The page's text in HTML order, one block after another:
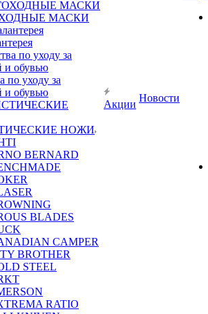
МАСКИ
по уходу за
и обувью
НОЖИ
BERNARD
BLADES
CAMPER
BROTHER
STEEL
RATIO
Акции
Новости